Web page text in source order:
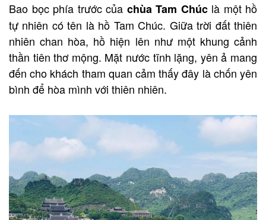
Bao bọc phía trước của chùa Tam Chúclà một hồ
tự nhiên có tên là hồ Tam Chúc. Giữa trời đất thiên
nhiên chan hòa, hồ hiện lên như một khung cảnh
thần tiên thơ mộng. Mặt nước tĩnh lặng, yên ả mang
đến cho khách tham quan cảm thấy đây là chốn yên
bình để hòa mình với thiên nhiên.